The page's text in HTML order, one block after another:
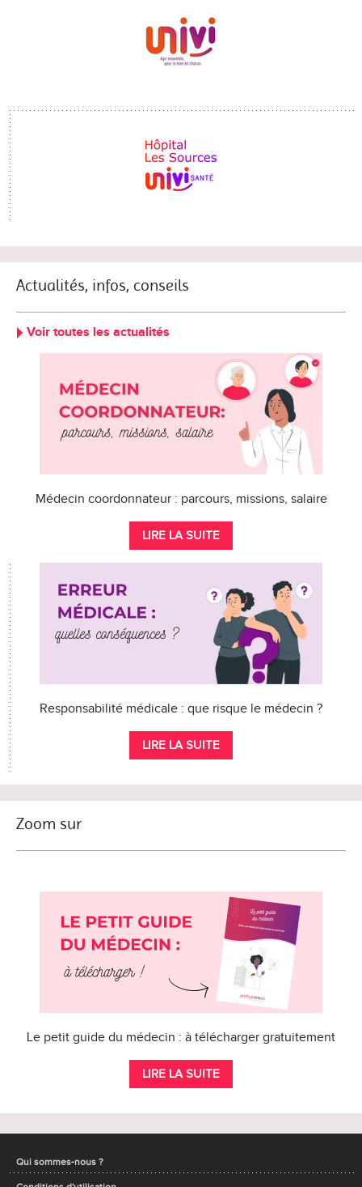
Actualités, infos, conseils
Voir toutes les actualités
Médecin coordonnateur : parcours, missions, salaire
LIRE LA SUITE
Responsabilité médicale : que risque le médecin ?
LIRE LA SUITE
Zoom sur
Le petit guide du médecin : à télécharger gratuitement
LIRE LA SUITE
Qui sommes-nous ?